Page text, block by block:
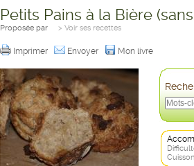
Petits Pains à la Bière
Proposée par > Voir ses recettes
Imprimer Envoyer Mon livre